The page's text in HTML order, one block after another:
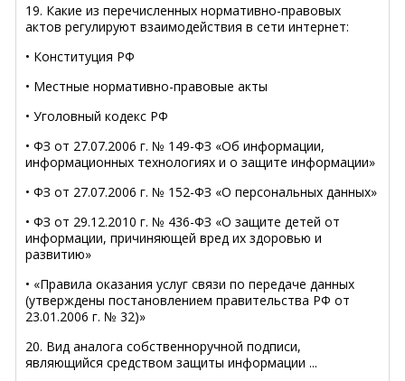
19. Какие из перечисленных нормативно-правовых
актов регулируют взаимодействия в сети интернет:
• Конституция РФ
• Местные нормативно-правовые акты
• Уголовный кодекс РФ
• ФЗ от 27.07.2006 г. № 149-ФЗ «Об информации,
информационных технологиях и о защите информации»
• ФЗ от 27.07.2006 г. № 152-ФЗ «О персональных данных»
• ФЗ от 29.12.2010 г. № 436-ФЗ «О защите детей от
информации, причиняющей вред их здоровью и
развитию»
• «Правила оказания услуг связи по передаче данных
(утверждены постановлением правительства РФ от
23.01.2006 г. № 32)»
20. Вид аналога собственноручной подписи,
являющийся средством защиты информации ...